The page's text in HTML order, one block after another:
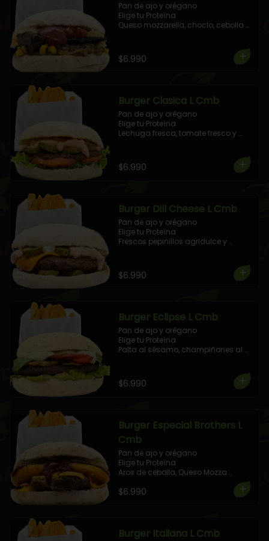
Pan de ajo y orégano
Elige tu Proteína
Queso mozzarella, choclo, cebolla
+ 1 Elige tu Combo!
$6.990
Burger Clasica L Cmb
Pan de ajo y orégano
Elige tu Proteína
Lechuga fresca, tomate fresco y
+ 1 Elige tu Combo!
$6.990
Burger Dill Cheese L Cmb
Pan de ajo y orégano
Elige tu Proteína
Frescos pepinillos agridulce y
+ 1 Elige tu Combo!
$6.990
Burger Eclipse L Cmb
Pan de ajo y orégano
Elige tu Proteína
Palta al sésamo, champiñones al
albahaca.
+ 1 Elige tu Combo!
$6.990
Burger Especial Brothers L
Cmb
Pan de ajo y orégano
Elige tu Proteína
Aros de cebolla, Queso Mozza
vegan, tocino vegano, aderezada
con salsa de Pimientos Asados.
$6.990
Burger Italiana L Cmb